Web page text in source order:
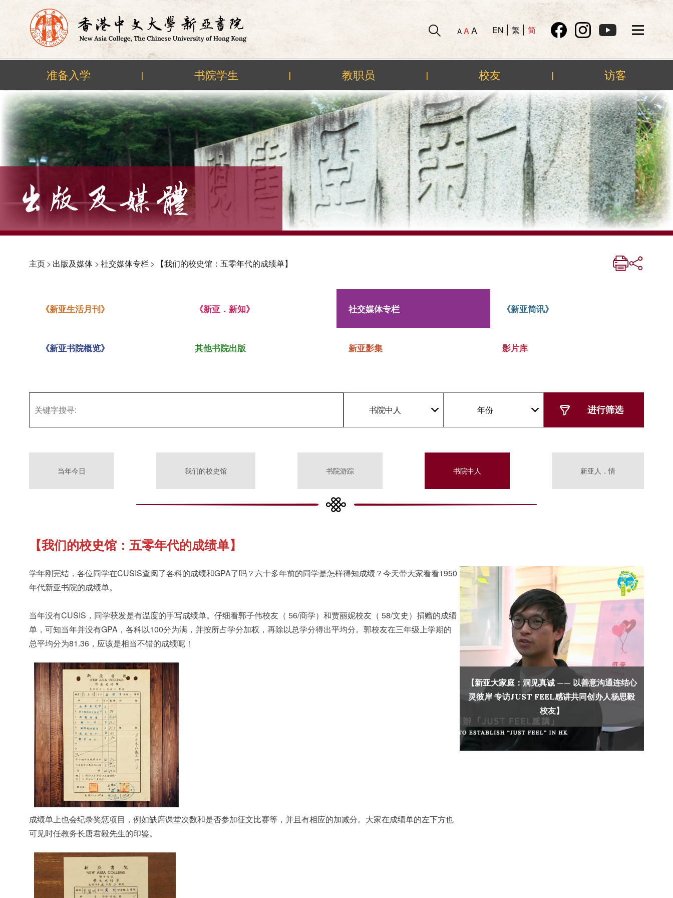
Skip
content
A AA EN 繁 简
准备入学 | 书院学生 | 教职员 | 校友 | 访客
主页> 出版及媒体 > 社交媒体专栏> 【我们的校史馆：五零年代的成绩单】
《新亚生活月刊》 《新亚．新知》 社交媒体专栏 《新亚简讯》
《新亚书院概览》 其他书院出版 新亚影集 影片库
书院中人 年份
当年今日 我们的校史馆 书院游踪 书院中人 新亚人．情
【我们的校史馆：五零年代的成绩单】
学年刚完结，各位同学在CUSIS查阅了各科的成绩和GPA了吗？六十多年前的同学是怎样得知成绩？今天带大家看看1950
年代新亚书院的成绩单。
当年没有CUSIS，同学获发是有温度的手写成绩单。仔细看郭子伟校友（ 56/商学）和贾丽妮校友（ 58/文史）捐赠的成绩
单，可知当年并没有GPA，各科以100分为满，并按所占学分加权，再除以总学分得出平均分。郭校友在三年级上学期的
总平均分为81.36，应该是相当不错的成绩呢！
成绩单上也会纪录奖惩项目，例如缺席课堂次数和是否参加征文比赛等，并且有相应的加减分。大家在成绩单的左下方也
可见时任教务长唐君毅先生的印鉴。
【新亚大家庭：洞见真诚 —— 以善意沟通连结心
灵彼岸 专访JUST FEEL感讲共同创办人杨思毅
校友】